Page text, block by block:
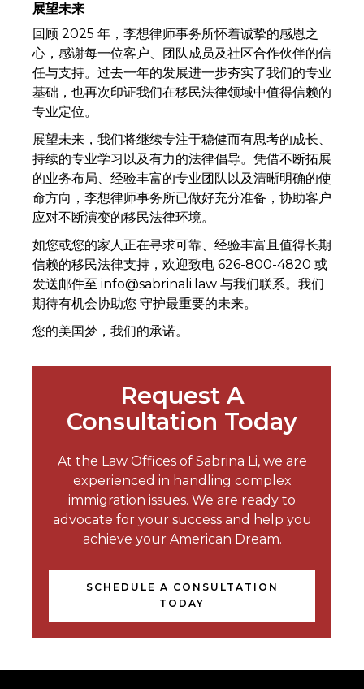
展望未来
回顾 2025 年，李想律师事务所怀着诚挚的感恩之
心，感谢每一位客户、团队成员及社区合作伙伴的信
任与支持。过去一年的发展进一步夯实了我们的专业
基础，也再次印证我们在移民法律领域中值得信赖的
专业定位。
展望未来，我们将继续专注于稳健而有思考的成长、
持续的专业学习以及有力的法律倡导。凭借不断拓展
的业务布局、经验丰富的专业团队以及清晰明确的使
命方向，李想律师事务所已做好充分准备，协助客户
应对不断演变的移民法律环境。
如您或您的家人正在寻求可靠、经验丰富且值得长期
信赖的移民法律支持，欢迎致电 626-800-4820 或
发送邮件至 info@sabrinali.law 与我们联系。我们
期待有机会协助您 守护最重要的未来。
您的美国梦，我们的承诺。
Request A
Consultation Today
At the Law Offices of Sabrina Li, we are
experienced in handling complex
immigration issues. We are ready to
advocate for your success and help you
achieve your American Dream.
SCHEDULE A CONSULTATION
TODAY